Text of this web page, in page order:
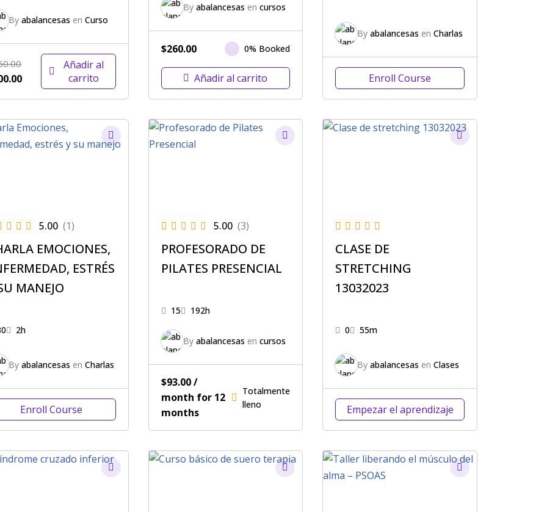
By abalancesas en Curso
Añadir al
carrito
By abalancesas en cursos
$260.00 0% Booked
Añadir al carrito
Byabalancesas enCharlas
Enroll Course
5.00 (1)
EMOCIONES,
ESTRÉS
MANEJO
2h
By abalancesas en Charlas
Enroll Course
5.00 (3)
PROFESORADO DE
PILATES PRESENCIAL
15 192h
By abalancesas en cursos
$93.00/
month for 12
months
Totalmente
lleno
CLASE DE
STRETCHING
13032023
0 55m
Byabalancesas enClases
Empezar el aprendizaje